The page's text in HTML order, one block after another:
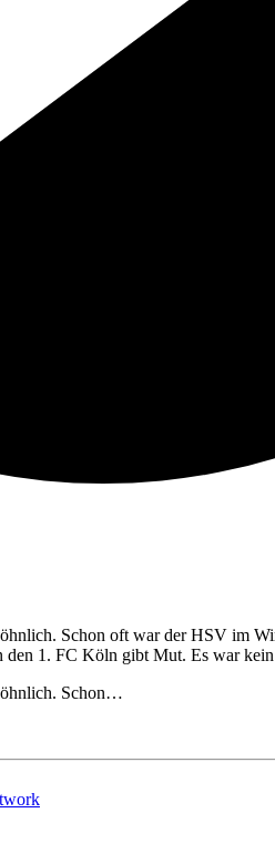
Schon oft war der HSV im
den 1. FC Köln gibt Mut. Es war
Schon…